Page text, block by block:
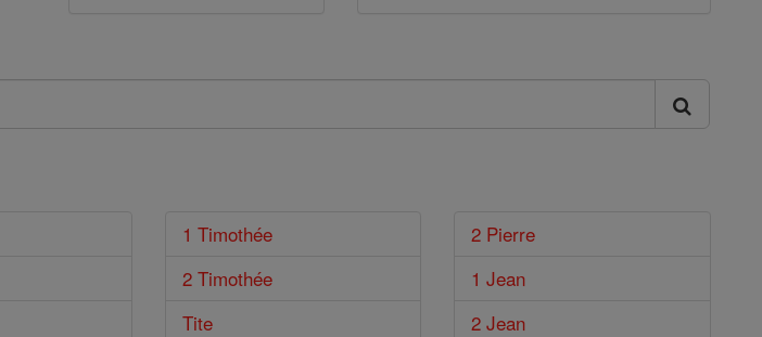
1 Timothée
2 Timothée
Tite
2 Pierre
1 Jean
2 Jean